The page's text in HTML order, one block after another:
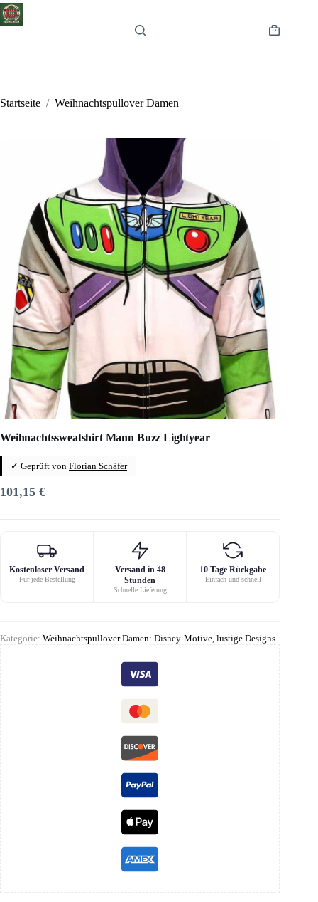
Zum
Inhalt
Warenkorb
Startseite / Weihnachtspullover Damen
Weihnachtssweatshirt Mann Buzz Lightyear
✓ Geprüft von Florian Schäfer
101,15 €
Kostenloser Versand
Für jede Bestellung
Versand in 48
Stunden
Schnelle Lieferung
10 Tage Rückgabe
Einfach und schnell
Kategorie: Weihnachtspullover Damen: Disney-Motive, lustige Designs